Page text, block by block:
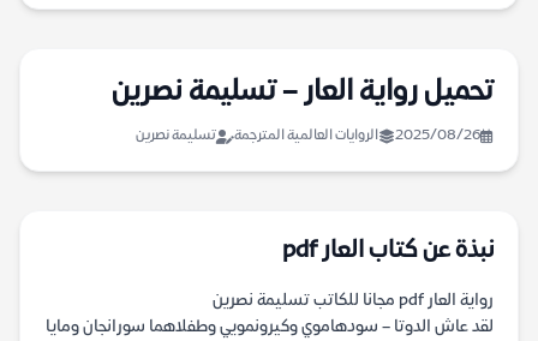
تحميل رواية العار – تسليمة نصرين
2025/08/26 الروايات العالمية المترجمة تسليمة نصرين
نبذة عن كتاب العار pdf
رواية العار pdf مجانا للكاتب تسليمة نصرين
لقد عاش الدوتا – سودهاموي وكيرونمويي وطفلاهما سورانجان ومايا